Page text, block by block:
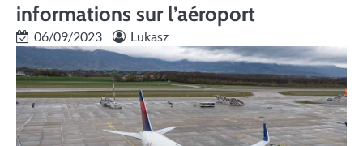
informations sur l’aéroport
06/09/2023 Lukasz